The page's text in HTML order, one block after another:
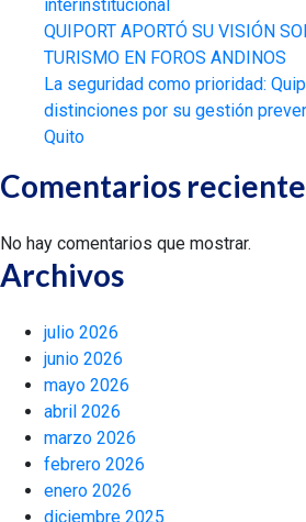
interinstitucional
QUIPORT APORTÓ SU VISIÓN
TURISMO EN FOROS ANDINOS
La seguridad como prioridad:
distinciones por su gestión
Quito
Comentarios
No hay comentarios que mostrar.
Archivos
julio 2026
junio 2026
mayo 2026
abril 2026
marzo 2026
febrero 2026
enero 2026
diciembre 2025